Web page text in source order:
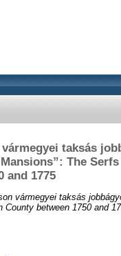
taksás
The
and 1775
vármegyei taksás
between 1750 and